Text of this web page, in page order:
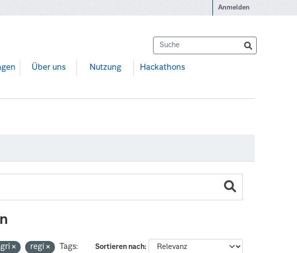
Anmelden
Über uns Nutzung Hackathons
Sortieren nach
regi
Tags: